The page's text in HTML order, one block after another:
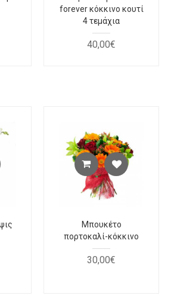
forever κόκκινο κουτί
4 τεμάχια
40,00€
Μπουκέτο
πορτοκαλί-κόκκινο
30,00€